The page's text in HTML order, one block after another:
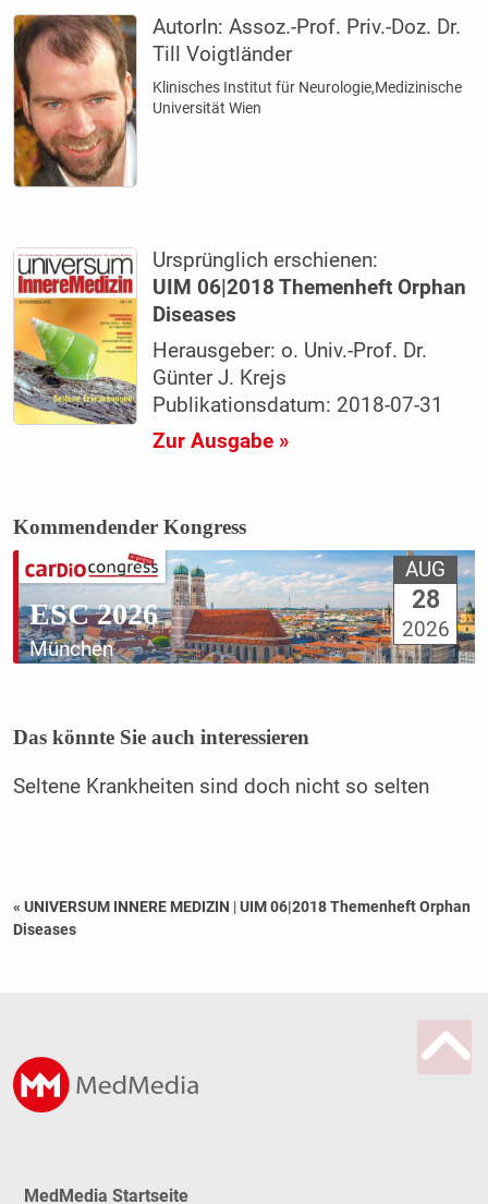
AutorIn:Assoz.-Prof. Priv.-Doz. Dr.
Till Voigtländer
Klinisches Institut für Neurologie,Medizinische
Universität Wien
Ursprünglich erschienen:
UIM 06|2018 Themenheft Orphan
Diseases
Herausgeber: o. Univ.-Prof. Dr.
Günter J. Krejs
Publikationsdatum: 2018-07-31
Zur Ausgabe »
Kommendender Kongress
ESC 2026
München
AUG
28
2026
Das könnte Sie auch interessieren
Seltene Krankheiten sind doch nicht so selten
« UNIVERSUM INNERE MEDIZIN |UIM 06|2018 Themenheft Orphan
Diseases
MedMedia Startseite